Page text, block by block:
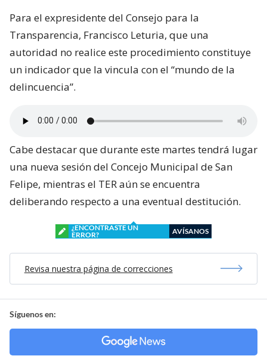
Para el expresidente del Consejo para la
Transparencia, Francisco Leturia, que una
autoridad no realice este procedimiento constituye
un indicador que la vincula con el “mundo de la
delincuencia”.
Cabe destacar que durante este martes tendrá lugar
una nueva sesión del Concejo Municipal de San
Felipe, mientras el TER aún se encuentra
deliberando respecto a una eventual destitución.
¿ENCONTRASTE UN
ERROR?
AVÍSANOS
Revisa nuestra página de correcciones
Síguenos en: